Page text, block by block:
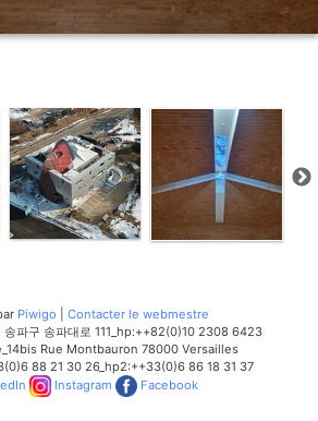
Piwigo
Contacter le webmestre
파구 송파대로 111_hp:++82(0)10 2308 6423
Rue Montbauron 78000 Versailles
88 21 30 26_hp2:++33(0)6 86 18 31 37
Instagram Facebook